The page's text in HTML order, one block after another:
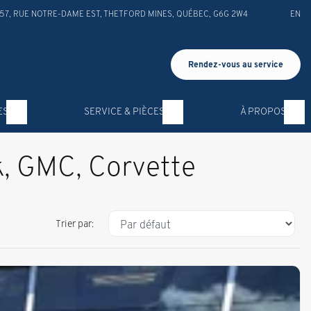
RUE NOTRE-DAME EST THETFORD MINES QUÉBEC G6G 2W4 EN
Rendez-vous au service
SERVICE & PIÈCES À PROPOS
GMC, Corvette
Trier par: